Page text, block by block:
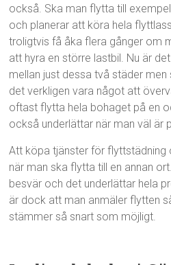
också. Ska man flytta till
och planerar att köra hela
troligtvis få åka flera gånger om
att hyra en större lastbil. Nu är
mellan just dessa två städer
det verkligen vara något att
oftast flytta hela bohaget på en
också underlättar när man väl är
Att köpa tjänster för flyttstädning
när man ska flytta till en annan
besvär och det underlättar hela
är dock att man anmäler flytten
stämmer så snart som möjligt.